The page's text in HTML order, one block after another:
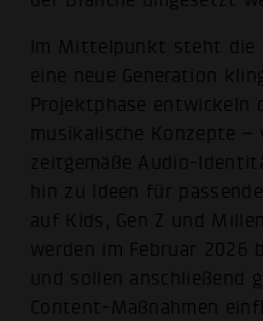
Im Mittelpunkt steht die
eine neue Generation
Projektphase entwickeln
musikalische Konzepte –
zeitgemäße Audio-
hin zu Ideen für
auf Kids, Gen Z und
werden im Februar 2026
und sollen anschließend
Content-Maßnahmen